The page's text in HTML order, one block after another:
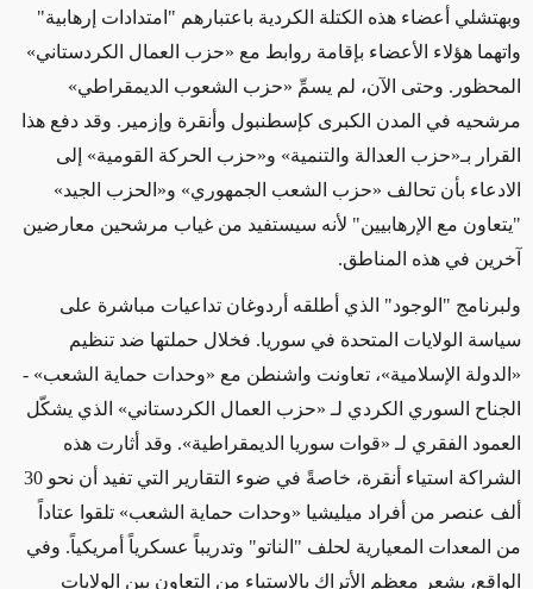
وبهتشلي أعضاء هذه الكتلة الكردية باعتبارهم "امتدادات إرهابية"
واتهما هؤلاء الأعضاء بإقامة روابط مع «حزب العمال الكردستاني»
المحظور. وحتى الآن، لم يسمِّ «حزب الشعوب الديمقراطي»
مرشحيه في المدن الكبرى كإسطنبول وأنقرة وإزمير. وقد دفع هذا
القرار بـ«حزب العدالة والتنمية» و«حزب الحركة القومية» إلى
الادعاء بأن تحالف «حزب الشعب الجمهوري» و«الحزب الجيد»
"يتعاون مع الإرهابيين" لأنه سيستفيد من غياب مرشحين معارضين
آخرين في هذه المناطق.
ولبرنامج "الوجود" الذي أطلقه أردوغان تداعيات مباشرة على
سياسة الولايات المتحدة في سوريا. فخلال حملتها ضد تنظيم
«الدولة الإسلامية»، تعاونت واشنطن مع «وحدات حماية الشعب» -
الجناح السوري الكردي لـ «حزب العمال الكردستاني» الذي يشكّل
العمود الفقري لـ «قوات سوريا الديمقراطية». وقد أثارت هذه
الشراكة استياء أنقرة، خاصةً في ضوء التقارير التي تفيد أن نحو 30
ألف عنصر من أفراد ميليشيا «وحدات حماية الشعب» تلقوا عتاداً
من المعدات المعيارية لحلف "الناتو" وتدريباً عسكرياً أمريكياً. وفي
الواقع، يشعر معظم الأتراك بالاستياء من التعاون بين الولايات